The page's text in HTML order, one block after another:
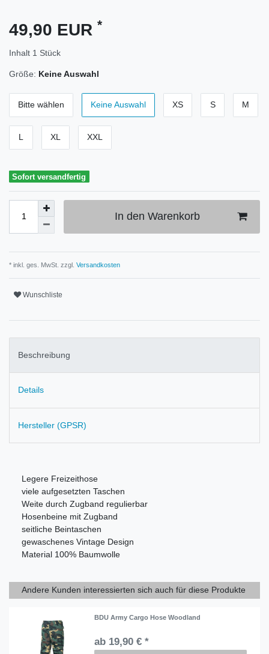
49,90 EUR *
Inhalt 1 Stück
Größe: Keine Auswahl
Bitte wählen Keine Auswahl XS S M
L XL XXL
Sofort versandfertig
In den Warenkorb
* inkl. ges. MwSt. zzgl. Versandkosten
Wunschliste
Beschreibung
Details
Hersteller (GPSR)
Legere Freizeithose
viele aufgesetzten Taschen
Weite durch Zugband regulierbar
Hosenbeine mit Zugband
seitliche Beintaschen
gewaschenes Vintage Design
Material 100% Baumwolle
Andere Kunden interessierten sich auch für diese Produkte
BDU Army Cargo Hose Woodland
ab 19,90 € *